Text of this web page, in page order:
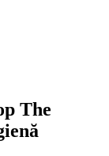
The